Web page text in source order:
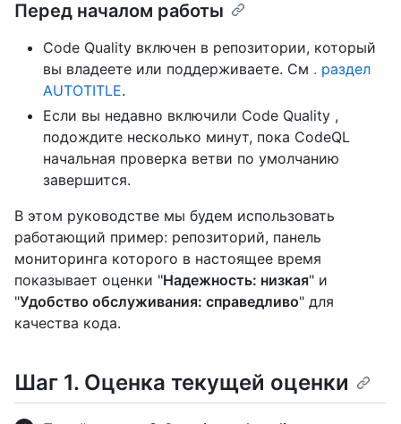
Перед началом работы
Code Quality включен в репозитории, который
вы владеете или поддерживаете. См . раздел
AUTOTITLE.
Если вы недавно включили Code Quality ,
подождите несколько минут, пока CodeQL
начальная проверка ветви по умолчанию
завершится.
В этом руководстве мы будем использовать
работающий пример: репозиторий, панель
мониторинга которого в настоящее время
показывает оценки "Надежность: низкая" и
"Удобство обслуживания: справедливо" для
качества кода.
Шаг 1. Оценка текущей оценки